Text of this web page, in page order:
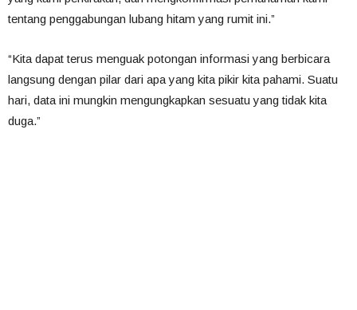
tentang penggabungan lubang hitam yang rumit ini.”
“Kita dapat terus menguak potongan informasi yang berbicara
langsung dengan pilar dari apa yang kita pikir kita pahami. Suatu
hari, data ini mungkin mengungkapkan sesuatu yang tidak kita
duga.”